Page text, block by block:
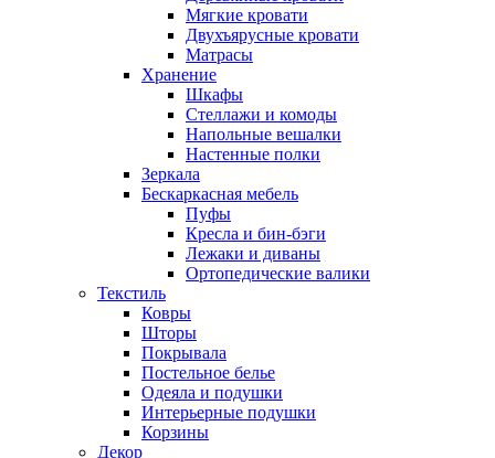
Мягкие кровати
Двухъярусные кровати
Матрасы
Хранение
Шкафы
Стеллажи и комоды
Напольные вешалки
Настенные полки
Зеркала
Бескаркасная мебель
Пуфы
Кресла и бин-бэги
Лежаки и диваны
Ортопедические валики
Текстиль
Ковры
Шторы
Покрывала
Постельное белье
Одеяла и подушки
Интерьерные подушки
Корзины
Декор